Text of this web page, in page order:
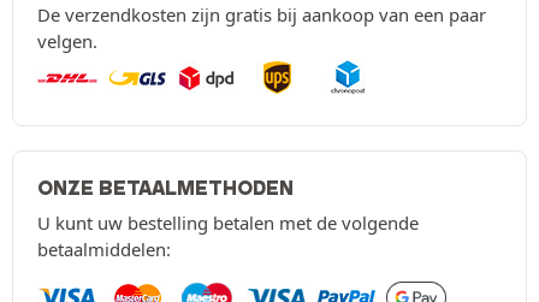
De verzendkosten zijn gratis bij aankoop van een paar
velgen.
ONZE BETAALMETHODEN
U kunt uw bestelling betalen met de volgende
betaalmiddelen: